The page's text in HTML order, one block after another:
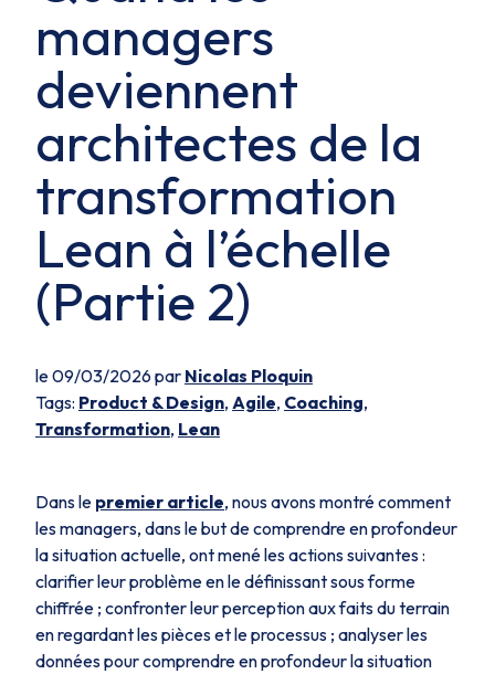
managers
deviennent
architectes de la
transformation
Lean à l’échelle
(Partie 2)
le 09/03/2026 par Nicolas Ploquin
Tags: Product & Design, Agile, Coaching,
Transformation, Lean
Dans le premier article, nous avons montré comment
les managers, dans le but de comprendre en profondeur
la situation actuelle, ont mené les actions suivantes :
clarifier leur problème en le définissant sous forme
chiffrée ; confronter leur perception aux faits du terrain
en regardant les pièces et le processus ; analyser les
données pour comprendre en profondeur la situation